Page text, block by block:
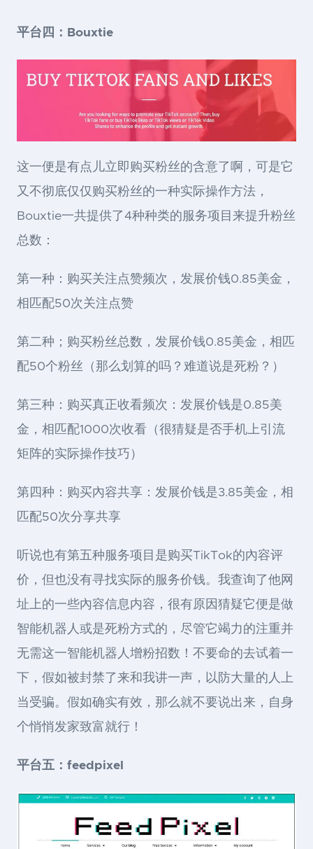
平台四：Bouxtie
这一便是有点儿立即购买粉丝的含意了啊，可是它
又不彻底仅仅购买粉丝的一种实际操作方法，
Bouxtie一共提供了4种种类的服务项目来提升粉丝
总数：
第一种：购买关注点赞频次，发展价钱0.85美金，
相匹配50次关注点赞
第二种；购买粉丝总数，发展价钱0.85美金，相匹
配50个粉丝（那么划算的吗？难道说是死粉？）
第三种：购买真正收看频次：发展价钱是0.85美
金，相匹配1000次收看（很猜疑是否手机上引流
矩阵的实际操作技巧）
第四种：购买內容共享：发展价钱是3.85美金，相
匹配50次分享共享
听说也有第五种服务项目是购买TikTok的內容评
价，但也没有寻找实际的服务价钱。我查询了他网
址上的一些內容信息内容，很有原因猜疑它便是做
智能机器人或是死粉方式的，尽管它竭力的注重并
无需这一智能机器人增粉招数！不要命的去试着一
下，假如被封禁了来和我讲一声，以防大量的人上
当受骗。假如确实有效，那么就不要说出来，自身
个悄悄发家致富就行！
平台五：feedpixel